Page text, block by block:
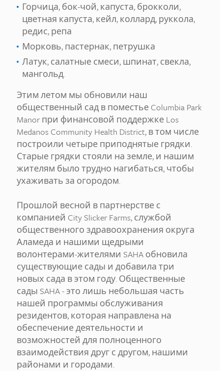
Горчица, бок-чой, капуста, брокколи,
цветная капуста, кейл, коллард, руккола,
редис, репа
Морковь, пастернак, петрушка
Латук, салатные смеси, шпинат, свекла,
мангольд.
Этим летом мы обновили наш
общественный сад в поместье Columbia Park
Manor при финансовой поддержке Los
Medanos Community Health District, в том числе
построили четыре приподнятые грядки.
Старые грядки стояли на земле, и нашим
жителям было трудно нагибаться, чтобы
ухаживать за огородом.
Прошлой весной в партнерстве с
компанией City Slicker Farms, службой
общественного здравоохранения округа
Аламеда и нашими щедрыми
волонтерами-жителями SAHA обновила
существующие сады и добавила три
новых сада в этом году. Общественные
сады SAHA - это лишь небольшая часть
нашей программы обслуживания
резидентов, которая направлена на
обеспечение деятельности и
возможностей для полноценного
взаимодействия друг с другом, нашими
районами и городами.